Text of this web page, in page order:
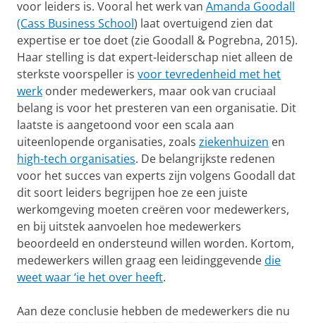
voor leiders is. Vooral het werk van Amanda Goodall
(Cass Business School) laat overtuigend zien dat
expertise er toe doet (zie Goodall & Pogrebna, 2015).
Haar stelling is dat expert-leiderschap niet alleen de
sterkste voorspeller is voor tevredenheid met het
werk onder medewerkers, maar ook van cruciaal
belang is voor het presteren van een organisatie. Dit
laatste is aangetoond voor een scala aan
uiteenlopende organisaties, zoals ziekenhuizen en
high-tech organisaties. De belangrijkste redenen
voor het succes van experts zijn volgens Goodall dat
dit soort leiders begrijpen hoe ze een juiste
werkomgeving moeten creëren voor medewerkers,
en bij uitstek aanvoelen hoe medewerkers
beoordeeld en ondersteund willen worden. Kortom,
medewerkers willen graag een leidinggevendedie
weet waar ‘ie het over heeft.
Aan deze conclusie hebben de medewerkers die nu